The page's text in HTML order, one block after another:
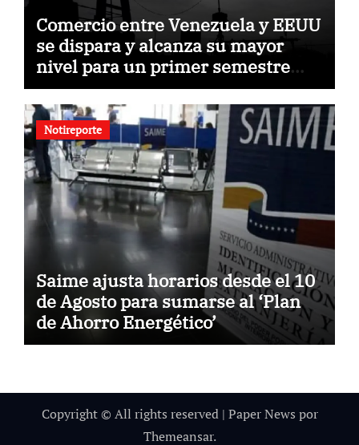
Comercio entre Venezuela y EEUU
se dispara y alcanza su mayor
nivel para un primer semestre
desde 2015
Notireporte
Saime ajusta horarios desde el 10
de Agosto para sumarse al ‘Plan
de Ahorro Energético’
Copyright © All rights reserved | Paper News por
Themeansar.